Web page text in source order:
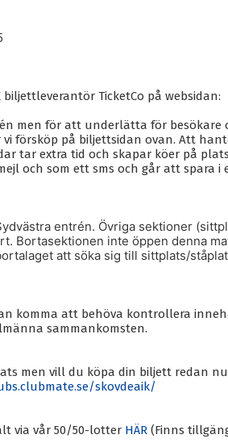
TicketCo på websidan:
men för att underlätta för besökare
försköp på biljettsidan ovan. Att
tar extra tid och skapar köer på
och som ett sms och går att spara i
entrén. Övriga sektioner
Bortasektionen inte öppen denna
att söka sig till sittplats/
komma att behöva kontrollera
sammankomsten.
men vill du köpa din biljett redan nu
skovdeaik/
via vår 50/50-lotter HÄR (Finns